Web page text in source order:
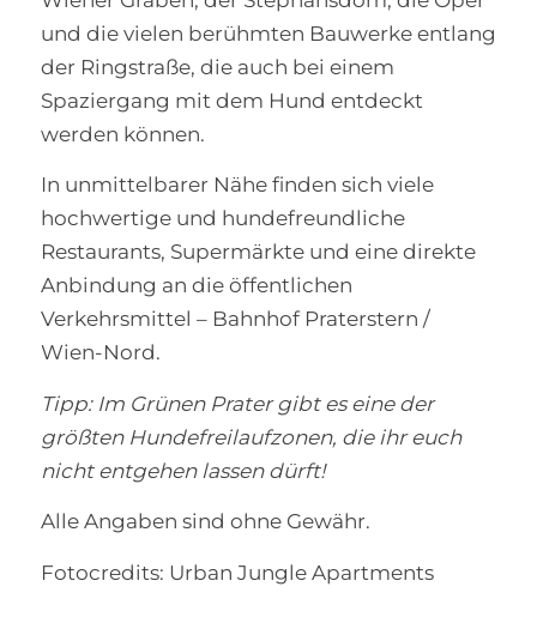
und die vielen berühmten Bauwerke entlang
der Ringstraße, die auch bei einem
Spaziergang mit dem Hund entdeckt
werden können.
In unmittelbarer Nähe finden sich viele
hochwertige und hundefreundliche
Restaurants, Supermärkte und eine direkte
Anbindung an die öffentlichen
Verkehrsmittel – Bahnhof Praterstern /
Wien-Nord.
Tipp: Im Grünen Prater gibt es eine der
größten Hundefreilaufzonen, die ihr euch
nicht entgehen lassen dürft!
Alle Angaben sind ohne Gewähr.
Fotocredits: Urban Jungle Apartments